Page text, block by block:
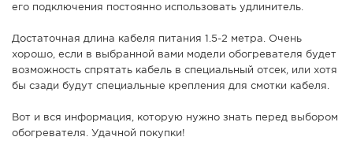
его подключения постоянно использовать удлинитель.
Достаточная длина кабеля питания 1.5-2 метра. Очень
хорошо, если в выбранной вами модели обогревателя будет
возможность спрятать кабель в специальный отсек, или хотя
бы сзади будут специальные крепления для смотки кабеля.
Вот и вся информация, которую нужно знать перед выбором
обогревателя. Удачной покупки!